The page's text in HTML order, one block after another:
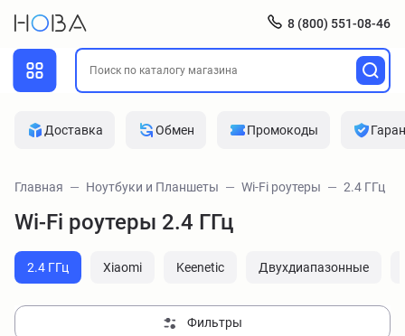
8 (800) 551-08-46
Доставка Обмен Промокоды
Главная Ноутбуки и Планшеты Wi-Fi роутеры 2.4 ГГц
Wi-Fi роутеры 2.4 ГГц
2.4 ГГц Xiaomi Keenetic Двухдиапазонные
Фильтры